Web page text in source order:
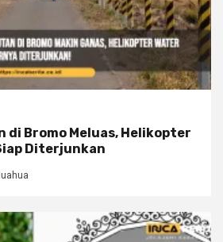
di Bromo Meluas, Helikopter
Diterjunkan